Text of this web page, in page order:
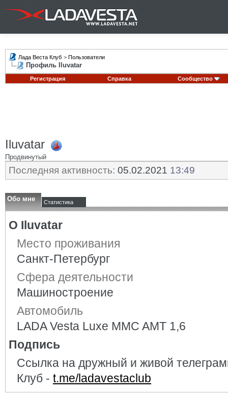
Лада Веста Клуб > Пользователи
Профиль Iluvatar
Регистрация Справка Сообщество
Iluvatar
Продвинутый
Последняя активность: 05.02.2021 13:49
Обо мне Статистика
О Iluvatar
Место проживания
Санкт-Петербург
Сфера деятельности
Машиностроение
Автомобиль
LADA Vesta Luxe MMC AMT 1,6
Подпись
Ссылка на дружный и живой
Клуб - t.me/ladavestaclub